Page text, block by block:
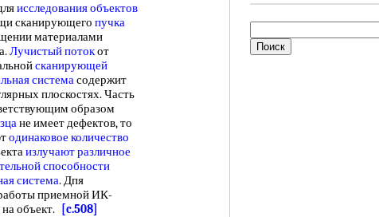
исследования объектов
сканирующего пучка
материалами
Лучистый потокот
сканирующей
системасодержит
плоскостях. Часть
образом
не имеет дефектов, то
одинаковое количество
излучают различное
способности
система. Дпя
приемной ИК-
объект. [c.508]